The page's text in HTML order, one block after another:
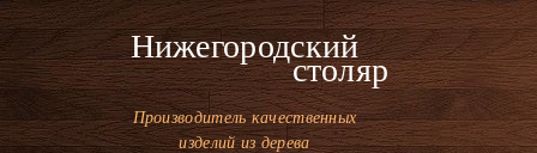
Нижегородский
столяр
Производитель качественных
изделий из дерева